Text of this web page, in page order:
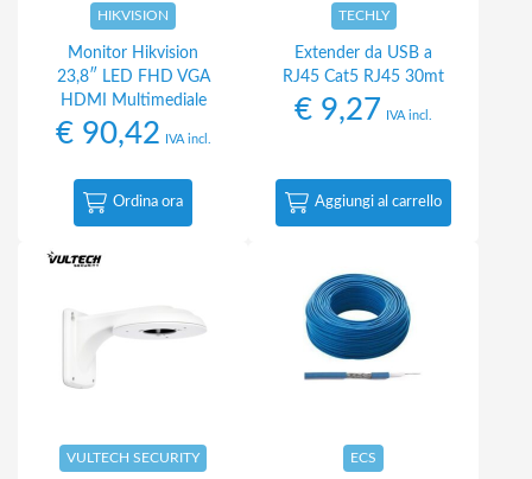
HIKVISION
Monitor Hikvision
23,8″ LED FHD VGA
HDMI Multimediale
€90,42 IVA incl.
Ordina ora
TECHLY
Extender da USB a
RJ45 Cat5 RJ45 30mt
€ 9,27 IVA incl.
Aggiungi al carrello
VULTECH SECURITY ECS